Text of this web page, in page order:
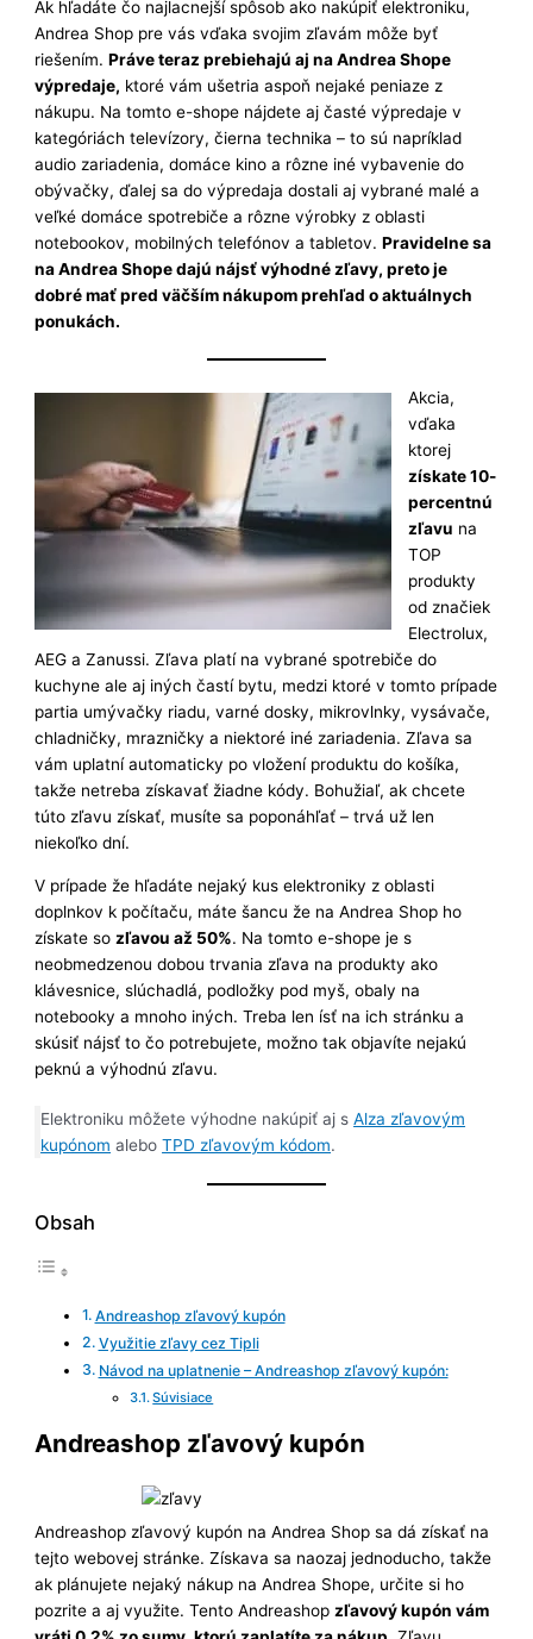
Ak hľadáte čo najlacnejší spôsob ako nakúpiť elektroniku,
Andrea Shop pre vás vďaka svojim zľavám môže byť
riešením.Práve teraz prebiehajú aj na Andrea Shope
výpredaje, ktoré vám ušetria aspoň nejaké peniaze z
nákupu. Na tomto e-shope nájdete aj časté výpredaje v
kategóriách televízory, čierna technika – to sú napríklad
audio zariadenia, domáce kino a rôzne iné vybavenie do
obývačky, ďalej sa do výpredaja dostali aj vybrané malé a
veľké domáce spotrebiče a rôzne výrobky z oblasti
notebookov, mobilných telefónov a tabletov.Pravidelne sa
na Andrea Shope dajú nájsť výhodné zľavy, preto je
dobré mať pred väčším nákupom prehľad o aktuálnych
ponukách.
Akcia,
vďaka
ktorej
získate 10-
percentnú
zľavu na
TOP
produkty
od značiek
Electrolux,
AEG a Zanussi. Zľava platí na vybrané spotrebiče do
kuchyne ale aj iných častí bytu, medzi ktoré v tomto prípade
partia umývačky riadu, varné dosky, mikrovlnky, vysávače,
chladničky, mrazničky a niektoré iné zariadenia. Zľava sa
vám uplatní automaticky po vložení produktu do košíka,
takže netreba získavať žiadne kódy. Bohužiaľ, ak chcete
túto zľavu získať, musíte sa poponáhľať – trvá už len
niekoľko dní.
V prípade že hľadáte nejaký kus elektroniky z oblasti
doplnkov k počítaču, máte šancu že na Andrea Shop ho
získate so zľavou až 50%. Na tomto e-shope je s
neobmedzenou dobou trvania zľava na produkty ako
klávesnice, slúchadlá, podložky pod myš, obaly na
notebooky a mnoho iných. Treba len ísť na ich stránku a
skúsiť nájsť to čo potrebujete, možno tak objavíte nejakú
peknú a výhodnú zľavu.
Elektroniku môžete výhodne nakúpiť aj sAlza zľavovým
kupónom aleboTPD zľavovým kódom.
Obsah
Andreashop zľavový kupón
Využitie zľavy cez Tipli
Návod na uplatnenie – Andreashop zľavový kupón:
Súvisiace
Andreashop zľavový kupón
Andreashop zľavový kupón na Andrea Shop sa dá získať na
tejto webovej stránke. Získava sa naozaj jednoducho, takže
ak plánujete nejaký nákup na Andrea Shope, určite si ho
pozrite a aj využite. Tento Andreashopzľavový kupón vám